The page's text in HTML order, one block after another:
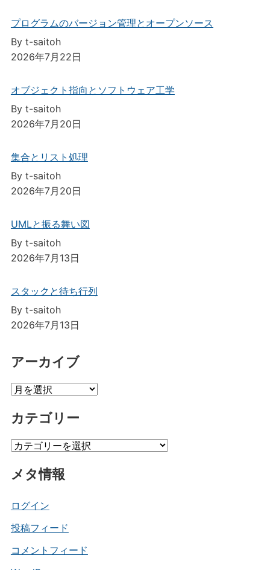
プログラムのバージョン管理とオープンソース
By t-saitoh
2026年7月22日
オブジェクト指向とソフトウェア工学
By t-saitoh
2026年7月20日
集合とリスト処理
By t-saitoh
2026年7月20日
UMLと振る舞い図
By t-saitoh
2026年7月13日
スタックと待ち行列
By t-saitoh
2026年7月13日
アーカイブ
ア
カ
ブ
カテゴリー
カ
ゴ
ー
メタ情報
ログイン
投稿フィード
コメントフィード